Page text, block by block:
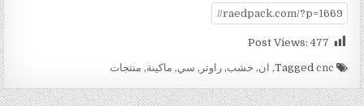
Post Views: 477
cnc
, ان, خشب,راوتر , سي, ماكينة, منتجات